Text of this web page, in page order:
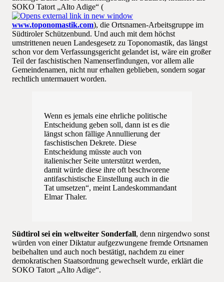
SOKO Tatort „Alto Adige“ (
www.toponomastik.com), die Ortsnamen-Arbeitsgruppe im
Südtiroler Schützenbund. Und auch mit dem höchst
umstrittenen neuen Landesgesetz zu Toponomastik, das längst
schon vor dem Verfassungsgericht gelandet ist, wäre ein großer
Teil der faschistischen Namenserfindungen, vor allem alle
Gemeindenamen, nicht nur erhalten geblieben, sondern sogar
rechtlich untermauert worden.
Wenn es jemals eine ehrliche politische
Entscheidung geben soll, dann ist es die
längst schon fällige Annullierung der
faschistischen Dekrete. Diese
Entscheidung müsste auch von
italienischer Seite unterstützt werden,
damit würde diese ihre oft beschworene
antifaschistische Einstellung auch in die
Tat umsetzen“, meint Landeskommandant
Elmar Thaler.
Südtirol sei ein weltweiter Sonderfall, denn nirgendwo sonst
würden von einer Diktatur aufgezwungene fremde Ortsnamen
beibehalten und auch noch bestätigt, nachdem zu einer
demokratischen Staatsordnung gewechselt wurde, erklärt die
SOKO Tatort „Alto Adige“.